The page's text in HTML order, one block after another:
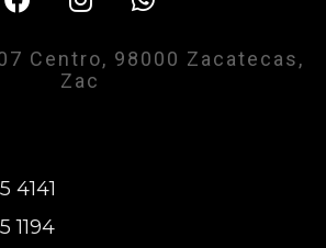
Centro, 98000 Zacatecas,
Zac
4141
1194